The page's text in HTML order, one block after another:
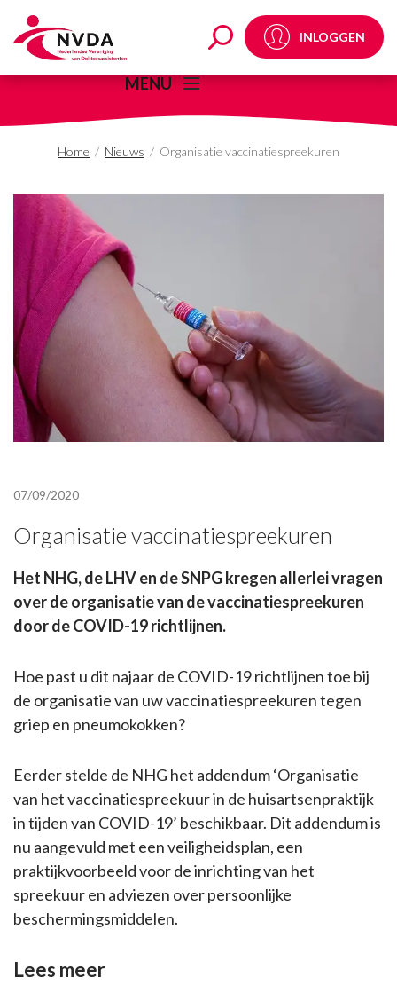
Organisatie INLOGGEN
MENU
Home / Nieuws / Organisatie vaccinatiespreekuren
07/09/2020
Organisatie vaccinatiespreekuren
Het NHG, de LHV en de SNPG kregen allerlei vragen
over de organisatie van de vaccinatiespreekuren
door de COVID-19 richtlijnen.
Hoe past u dit najaar de COVID-19 richtlijnen toe bij
de organisatie van uw vaccinatiespreekuren tegen
griep en pneumokokken?
Eerder stelde de NHG het addendum ‘Organisatie
van het vaccinatiespreekuur in de huisartsenpraktijk
in tijden van COVID-19’ beschikbaar. Dit addendum is
nu aangevuld met een veiligheidsplan, een
praktijkvoorbeeld voor de inrichting van het
spreekuur en adviezen over persoonlijke
beschermingsmiddelen.
Lees meer